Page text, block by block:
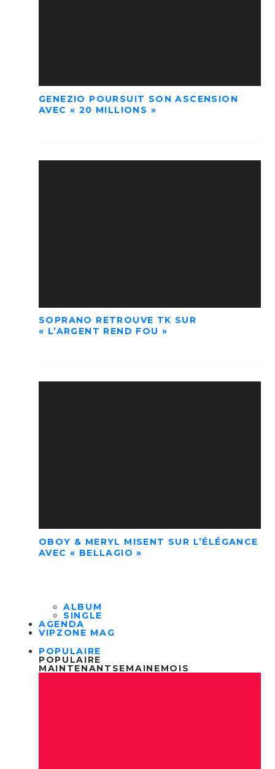
GENEZIO POURSUIT SON ASCENSION
AVEC « 20 MILLIONS »
SOPRANO RETROUVE TK SUR
« L’ARGENT REND FOU »
OBOY & MERYL MISENT SUR L’ÉLÉGANCE
AVEC « BELLAGIO »
ALBUM
SINGLE
AGENDA
VIPZONE MAG
POPULAIRE
POPULAIRE
MAINTENANT SEMAINEMOIS